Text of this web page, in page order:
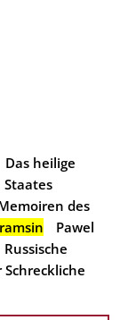
Das heilige
Staates
des
Pawel
Russische